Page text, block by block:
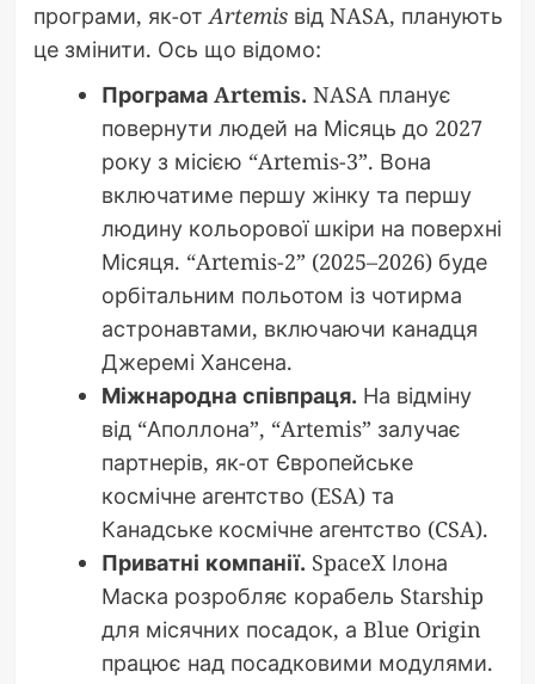
програми, як-отArtemisвід NASA, планують
це змінити. Ось що відомо:
Програма Artemis. NASA планує
повернути людей на Місяць до 2027
року з місією “Artemis-3”. Вона
включатиме першу жінку та першу
людину кольорової шкіри на поверхні
Місяця. “Artemis-2” (2025–2026) буде
орбітальним польотом із чотирма
астронавтами, включаючи канадця
Джеремі Хансена.
Міжнародна співпраця. На відміну
від “Аполлона”, “Artemis” залучає
партнерів, як-от Європейське
космічне агентство (ESA) та
Канадське космічне агентство (CSA).
Приватні компанії. SpaceX Ілона
Маска розробляє корабель Starship
для місячних посадок, а Blue Origin
працює над посадковими модулями.